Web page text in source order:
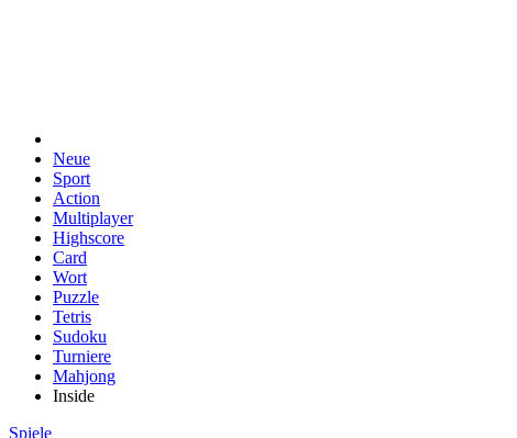
Neue
Sport
Action
Multiplayer
Highscore
Card
Wort
Puzzle
Tetris
Sudoku
Turniere
Mahjong
Inside
Spiele